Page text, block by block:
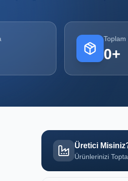
Toplam
0+
Üretici
Ürünlerinizi